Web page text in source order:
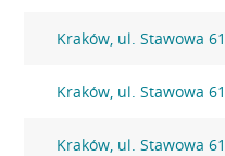
Kraków, ul. Stawowa 61
Kraków, ul. Stawowa 61
Kraków, ul. Stawowa 61